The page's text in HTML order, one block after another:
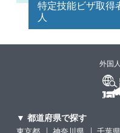
特定技能ビザ取得
人
外国
▼ 都道府県で探す